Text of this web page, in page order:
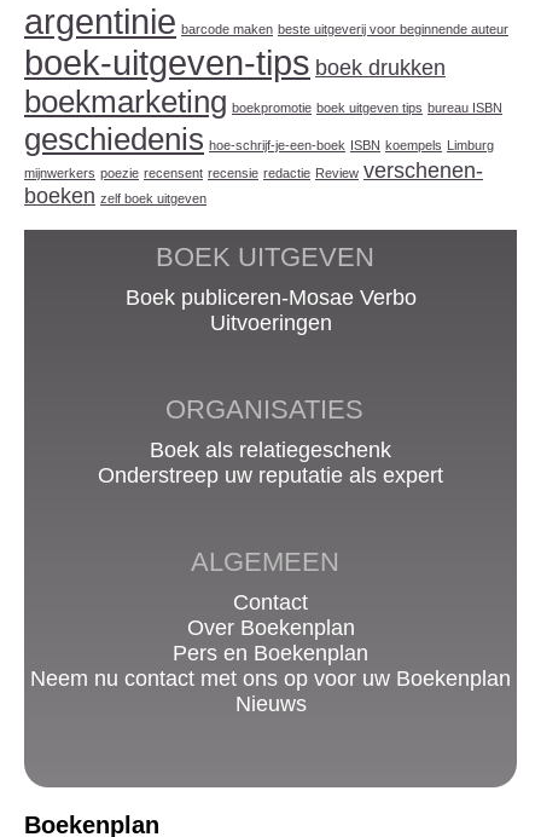
argentinie barcode maken beste uitgeverij voor beginnende auteur
boek-uitgeven-tips boek drukken
boekmarketing boekpromotie boek uitgeven tips bureau ISBN
geschiedenis hoe-schrijf-je-een-boek ISBN koempels
Limburg
mijnwerkers poezie recensent recensie redactie Review verschenen-
boeken zelf boek uitgeven
BOEK UITGEVEN
Boek publiceren-Mosae Verbo
Uitvoeringen
ORGANISATIES
Boek als relatiegeschenk
Onderstreep uw reputatie als expert
ALGEMEEN
Contact
Over Boekenplan
Pers en Boekenplan
Neem nu contact met ons op voor uw Boekenplan
Nieuws
Boekenplan